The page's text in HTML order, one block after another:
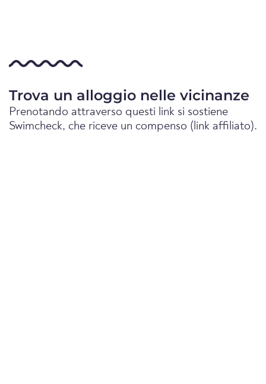
Trova un alloggio nelle vicinanze
Prenotando attraverso questi link si sostiene
Swimcheck, che riceve un compenso (link affiliato).